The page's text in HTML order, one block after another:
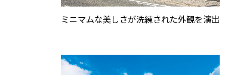
ミニマムな美しさが洗練された外観を演出